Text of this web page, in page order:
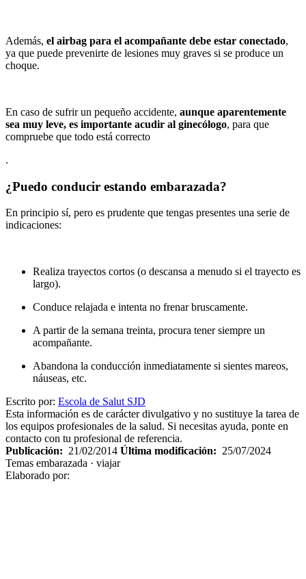
Además, el airbag para el acompañante debe estar conectado,
ya que puede prevenirte de lesiones muy graves si se produce un
choque.
En caso de sufrir un pequeño accidente, aunque aparentemente
sea muy leve, es importante acudir al ginecólogo, para que
compruebe que todo está correcto
.
¿Puedo conducir estando embarazada?
En principio sí, pero es prudente que tengas presentes una serie de
indicaciones:
Realiza trayectos cortos (o descansa a menudo si el trayecto es
largo).
Conduce relajada e intenta no frenar bruscamente.
A partir de la semana treinta, procura tener siempre un
acompañante.
Abandona la conducción inmediatamente si sientes mareos,
náuseas, etc.
Escrito por: Escola de Salut SJD
Esta información es de carácter divulgativo y no sustituye la tarea de
los equipos profesionales de la salud. Si necesitas ayuda, ponte en
contacto con tu profesional de referencia.
Publicación: 21/02/2014 Última modificación: 25/07/2024
Temas embarazada · viajar
Elaborado por: